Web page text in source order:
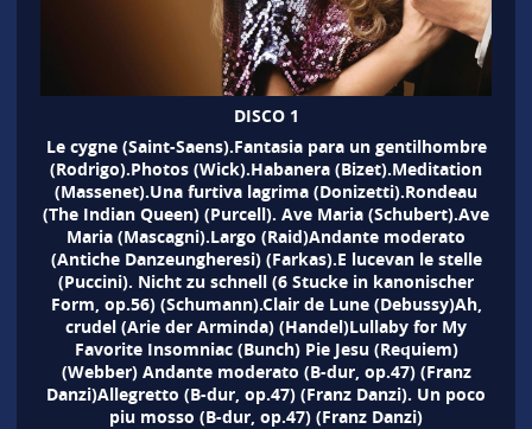
DISCO 1
Le cygne (Saint-Saens).Fantasia para un gentilhombre
(Rodrigo).Photos (Wick).Habanera (Bizet).Meditation
(Massenet).Una furtiva lagrima (Donizetti).Rondeau
(The Indian Queen) (Purcell). Ave Maria (Schubert).Ave
Maria (Mascagni).Largo (Raid)Andante moderato
(Antiche Danzeungheresi) (Farkas).E lucevan le stelle
(Puccini). Nicht zu schnell (6 Stucke in kanonischer
Form, op.56) (Schumann).Clair de Lune (Debussy)Ah,
crudel (Arie der Arminda) (Handel)Lullaby for My
Favorite Insomniac (Bunch) Pie Jesu (Requiem)
(Webber) Andante moderato (B-dur, op.47) (Franz
Danzi)Allegretto (B-dur, op.47) (Franz Danzi). Un poco
piu mosso (B-dur, op.47) (Franz Danzi)